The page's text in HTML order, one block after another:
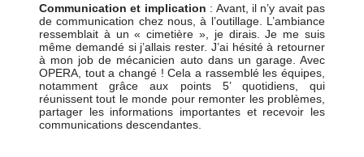
Communication et implication : Avant, il n’y avait pas
de communication chez nous, à l’outillage. L’ambiance
ressemblait à un « cimetière », je dirais. Je me suis
même demandé si j’allais rester. J’ai hésité à retourner
à mon job de mécanicien auto dans un garage. Avec
OPERA, tout a changé ! Cela a rassemblé les équipes,
notamment grâce aux points 5’ quotidiens, qui
réunissent tout le monde pour remonter les problèmes,
partager les informations importantes et recevoir les
communications descendantes.